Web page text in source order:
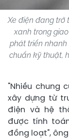
Xe điện đang trở
xanh trong
phát triển
chuẩn kỹ thuật,
"Nhiều chung
xây dựng từ
điện và hệ
được tính
đồng loạt",